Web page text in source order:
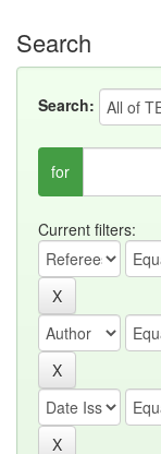
Search
Search:
for
Current filters: